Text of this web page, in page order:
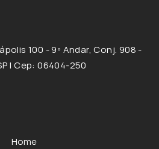
100 - 9º Andar, Conj. 908 -
| Cep: 06404-250
Home